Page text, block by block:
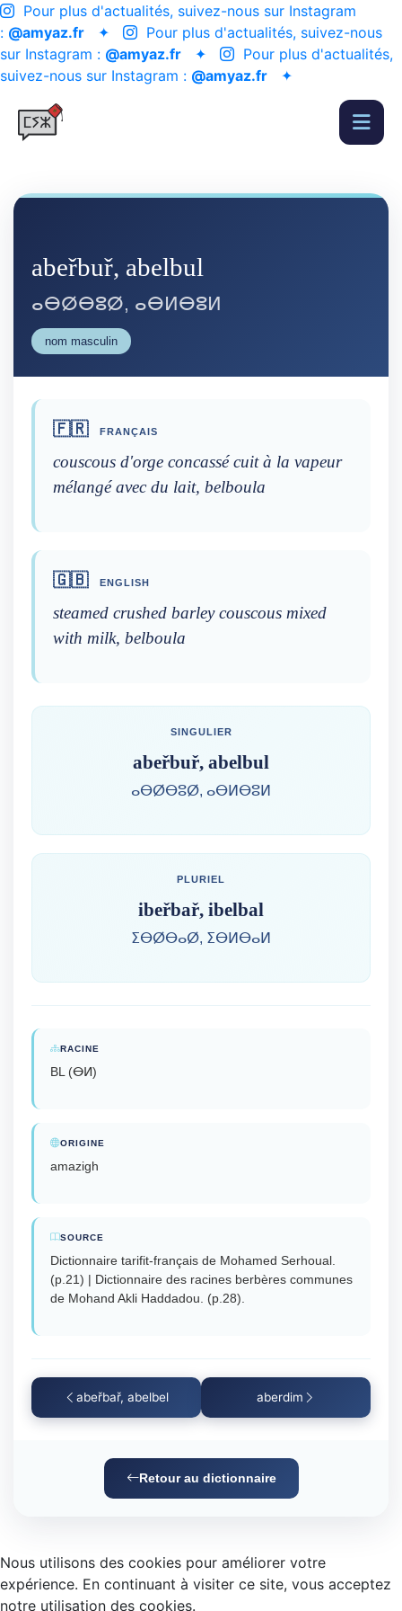
Pour plus d'actualités, suivez-nous sur Instagram
: @amyaz.fr ✦
Pour plus d'actualités, suivez-nous
sur Instagram : @amyaz.fr ✦
Pour plus d'actualités,
suivez-nous sur Instagram : @amyaz.fr ✦
abeřbuř, abelbul
ⴰⴱⵁⴱⵓⵁ, ⴰⴱⵍⴱⵓⵍ
nom masculin
🇫🇷 FRANÇAIS
couscous d'orge concassé cuit à la vapeur
mélangé avec du lait, belboula
🇬🇧 ENGLISH
steamed crushed barley couscous mixed
with milk, belboula
SINGULIER
abeřbuř, abelbul
ⴰⴱⵁⴱⵓⵁ, ⴰⴱⵍⴱⵓⵍ
PLURIEL
ibeřbař, ibelbal
ⵉⴱⵁⴱⴰⵁ, ⵉⴱⵍⴱⴰⵍ
RACINE
BL (ⴱⵍ)
ORIGINE
amazigh
SOURCE
Dictionnaire tarifit-français de Mohamed Serhoual.
(p.21) | Dictionnaire des racines berbères communes
de Mohand Akli Haddadou. (p.28).
abeřbař, abelbel aberdim
Retour au dictionnaire
Nous utilisons des cookies pour améliorer votre
expérience. En continuant à visiter ce site, vous acceptez
notre utilisation des cookies.